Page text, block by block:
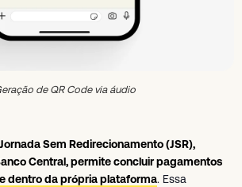
de QR Code via áudio
Sem Redirecionamento (JSR),
Central, permite concluir pagamentos
dentro da própria plataforma. Essa